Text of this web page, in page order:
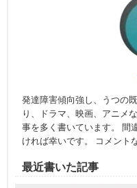
発達障害傾向強し、うつの
り、ドラマ、映画、アニメ
事を多く書いています。 間
ければ幸いです。 コメント
最近書いた記事